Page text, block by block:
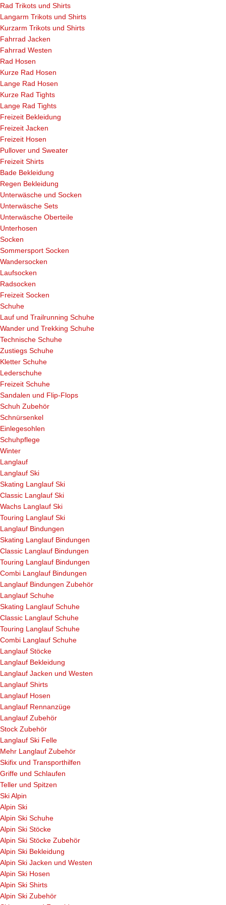
Rad Trikots und Shirts
Langarm Trikots und Shirts
Kurzarm Trikots und Shirts
Fahrrad Jacken
Fahrrad Westen
Rad Hosen
Kurze Rad Hosen
Lange Rad Hosen
Kurze Rad Tights
Lange Rad Tights
Freizeit Bekleidung
Freizeit Jacken
Freizeit Hosen
Pullover und Sweater
Freizeit Shirts
Bade Bekleidung
Regen Bekleidung
Unterwäsche und Socken
Unterwäsche Sets
Unterwäsche Oberteile
Unterhosen
Socken
Sommersport Socken
Wandersocken
Laufsocken
Radsocken
Freizeit Socken
Schuhe
Lauf und Trailrunning Schuhe
Wander und Trekking Schuhe
Technische Schuhe
Zustiegs Schuhe
Kletter Schuhe
Lederschuhe
Freizeit Schuhe
Sandalen und Flip-Flops
Schuh Zubehör
Schnürsenkel
Einlegesohlen
Schuhpflege
Winter
Langlauf
Langlauf Ski
Skating Langlauf Ski
Classic Langlauf Ski
Wachs Langlauf Ski
Touring Langlauf Ski
Langlauf Bindungen
Skating Langlauf Bindungen
Classic Langlauf Bindungen
Touring Langlauf Bindungen
Combi Langlauf Bindungen
Langlauf Bindungen Zubehör
Langlauf Schuhe
Skating Langlauf Schuhe
Classic Langlauf Schuhe
Touring Langlauf Schuhe
Combi Langlauf Schuhe
Langlauf Stöcke
Langlauf Bekleidung
Langlauf Jacken und Westen
Langlauf Shirts
Langlauf Hosen
Langlauf Rennanzüge
Langlauf Zubehör
Stock Zubehör
Langlauf Ski Felle
Mehr Langlauf Zubehör
Skifix und Transporthilfen
Griffe und Schlaufen
Teller und Spitzen
Ski Alpin
Alpin Ski
Alpin Ski Schuhe
Alpin Ski Stöcke
Alpin Ski Stöcke Zubehör
Alpin Ski Bekleidung
Alpin Ski Jacken und Westen
Alpin Ski Hosen
Alpin Ski Shirts
Alpin Ski Zubehör